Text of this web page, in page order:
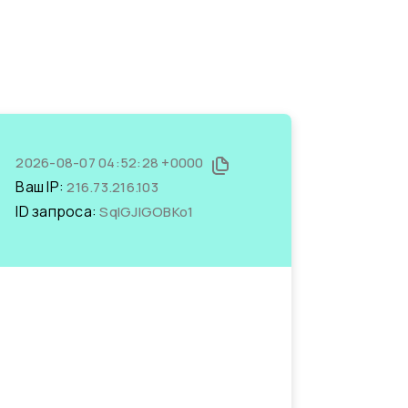
2026-08-07 04:52:28 +0000
Ваш IP:216.73.216.103
ID запроса:SqIGJlGOBKo1